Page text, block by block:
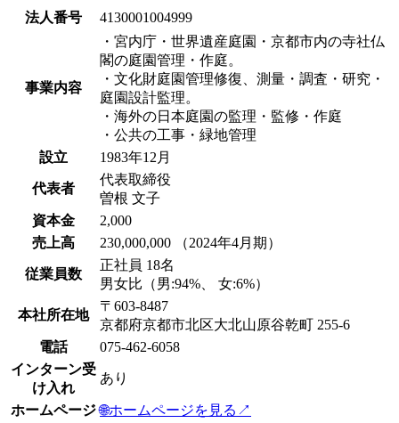
法人番号 4130001004999
事業内容
・宮内庁・世界遺産庭園・京都市内の寺社仏
閣の庭園管理・作庭。
・文化財庭園管理修復、測量・調査・研究・
庭園設計監理。
・海外の日本庭園の監理・監修・作庭
・公共の工事・緑地管理
設立
1983年12月
代表者
代表取締役
曽根 文子
資本金
2,000
売上高
230,000,000 （2024年4月期）
従業員数
正社員 18名
男女比（男:94%、 女:6%）
本社所在地
〒603-8487
京都府京都市北区大北山原谷乾町 255-6
電話
075-462-6058
インターン受
け入れ
あり
ホームページ 🌐ホームページを見る ↗